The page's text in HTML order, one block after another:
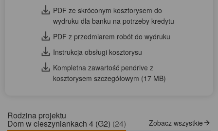
PDF ze skróconym kosztorysem do
wydruku dla banku na potrzeby kredytu
PDF z przedmiarem robót do wydruku
Instrukcja obsługi kosztorysu
Kompletna zawartość pendrive z
kosztorysem szczegółowym (17 MB)
Rodzina projektu
Dom w cieszyniankach 4 (G2) (24) Zobacz wszystkie